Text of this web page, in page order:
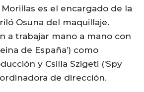
Morillas es el encargado de la
Osuna del maquillaje.
a trabajar mano a mano con
de España’) como
y Csilla Szigeti (‘Spy
de dirección.